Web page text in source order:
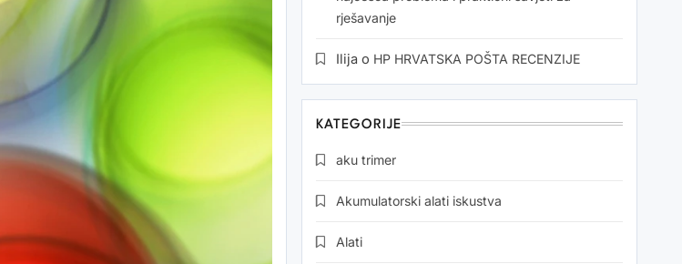
rješavanje
Ilija o HP HRVATSKA POŠTA RECENZIJE
KATEGORIJE
aku trimer
Akumulatorski alati iskustva
Alati